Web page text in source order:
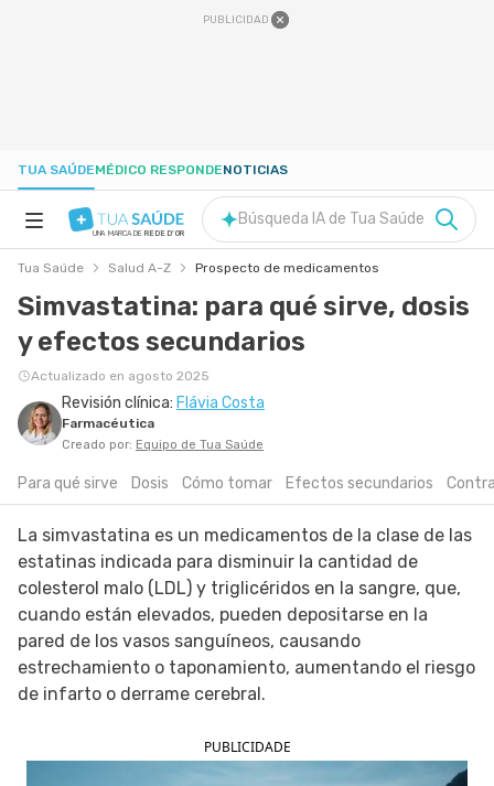
PUBLICIDAD
TUA SAÚDEMÉDICO RESPONDENOTICIAS
NUTRICIÓN
EMBARAZO
SIGUE TUA SAÚDE EN LAS REDES SOCIALES
UNA MARCA DE REDE D'OR
Búsqueda IA de Tua Saúde
Tua Saúde Salud A-Z Prospecto de medicamentos
Simvastatina: para qué sirve, dosis
y efectos secundarios
Actualizado en agosto 2025
Revisión clínica: Flávia Costa
Farmacéutica
Creado por: Equipo de Tua Saúde
Para qué sirve Dosis Cómo tomar Efectos secundarios
La simvastatina es un medicamentos de la clase de las
estatinas indicada para disminuir la cantidad de
colesterol malo (LDL) y triglicéridos en la sangre, que,
cuando están elevados, pueden depositarse en la
pared de los vasos sanguíneos, causando
estrechamiento o taponamiento, aumentando el riesgo
de infarto o derrame cerebral.
PUBLICIDADE